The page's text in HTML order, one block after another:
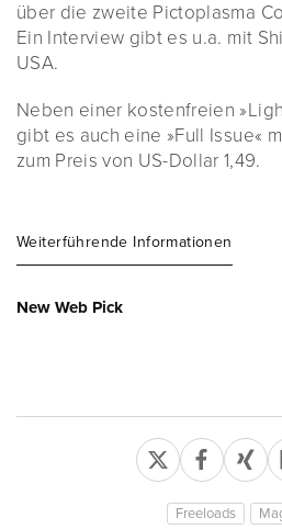
über die zweite Pictoplasma
Ein Interview gibt es u.a. mit
USA.
Neben einer kostenfreien
gibt es auch eine »Full Issue«
zum Preis von US-Dollar 1,49.
Weiterführende Informationen
New Web Pick
Freeloads